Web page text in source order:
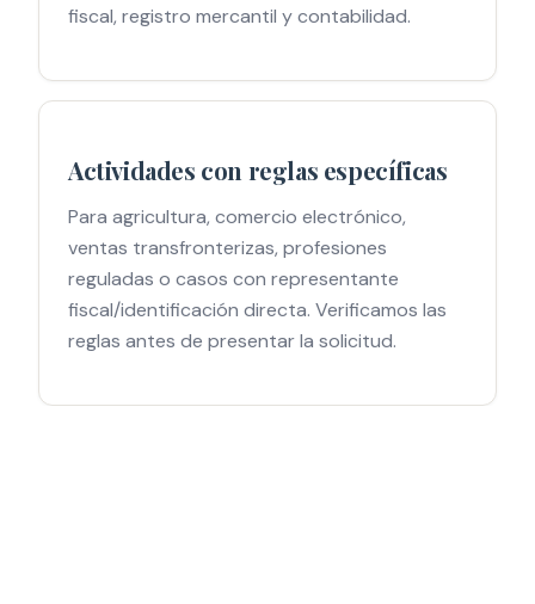
fiscal, registro mercantil y contabilidad.
Actividades con reglas específicas
Para agricultura, comercio electrónico,
ventas transfronterizas, profesiones
reguladas o casos con representante
fiscal/identificación directa. Verificamos las
reglas antes de presentar la solicitud.